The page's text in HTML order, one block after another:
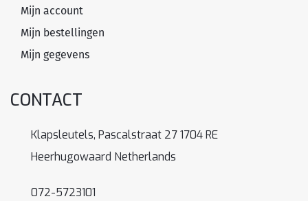
Mijn account
Mijn bestellingen
Mijn gegevens
CONTACT
Klapsleutels, Pascalstraat 27 1704 RE
Heerhugowaard Netherlands
072-5723101